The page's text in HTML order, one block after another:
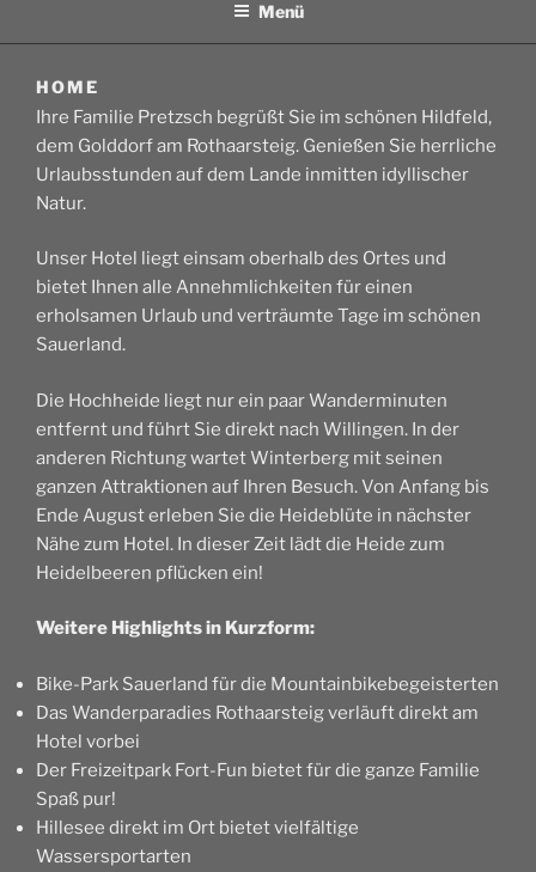
Menü
HOME
Ihre Familie Pretzsch begrüßt Sie im schönen Hildfeld,
dem Golddorf am Rothaarsteig. Genießen Sie herrliche
Urlaubsstunden auf dem Lande inmitten idyllischer
Natur.
Unser Hotel liegt einsam oberhalb des Ortes und
bietet Ihnen alle Annehmlichkeiten für einen
erholsamen Urlaub und verträumte Tage im schönen
Sauerland.
Die Hochheide liegt nur ein paar Wanderminuten
entfernt und führt Sie direkt nach Willingen. In der
anderen Richtung wartet Winterberg mit seinen
ganzen Attraktionen auf Ihren Besuch. Von Anfang bis
Ende August erleben Sie die Heideblüte in nächster
Nähe zum Hotel. In dieser Zeit lädt die Heide zum
Heidelbeeren pflücken ein!
Weitere Highlights in Kurzform:
Bike-Park Sauerland für die Mountainbikebegeisterten
Das Wanderparadies Rothaarsteig verläuft direkt am
Hotel vorbei
Der Freizeitpark Fort-Fun bietet für die ganze Familie
Spaß pur!
Hillesee direkt im Ort bietet vielfältige
Wassersportarten